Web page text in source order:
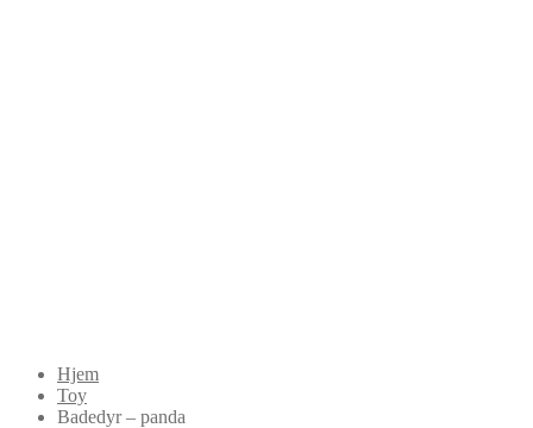
Hjem
Toy
Badedyr – panda